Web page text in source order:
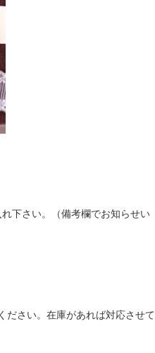
下さい。（備考欄でお知らせい
ださい。在庫があれば対応させて